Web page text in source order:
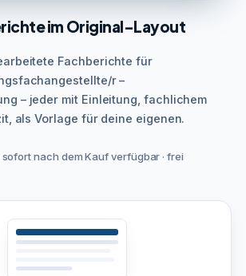
im Original-Layout
Fachberichte für
r –
– jeder mit Einleitung, fachlichem
als Vorlage für deine eigenen.
sofort nach dem Kauf verfügbar · frei